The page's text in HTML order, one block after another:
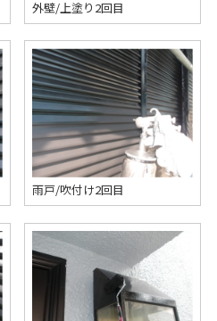
外壁/上塗り2回目
雨戸/吹付け2回目